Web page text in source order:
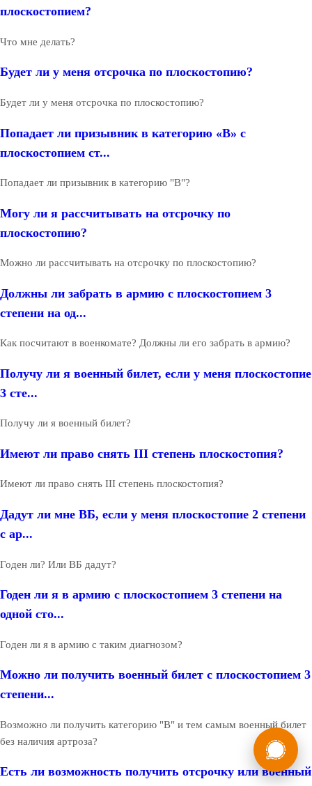
плоскостопием?
Что мне делать?
Будет ли у меня отсрочка по плоскостопию?
Будет ли у меня отсрочка по плоскостопию?
Попадает ли призывник в категорию «В» с
плоскостопием ст...
Попадает ли призывник в категорию "В"?
Могу ли я рассчитывать на отсрочку по
плоскостопию?
Можно ли рассчитывать на отсрочку по плоскостопию?
Должны ли забрать в армию с плоскостопием 3
степени на од...
Как посчитают в военкомате? Должны ли его забрать в армию?
Получу ли я военный билет, если у меня плоскостопие
3 сте...
Получу ли я военный билет?
Имеют ли право снять III степень плоскостопия?
Имеют ли право снять III степень плоскостопия?
Дадут ли мне ВБ, если у меня плоскостопие 2 степени
с ар...
Годен ли? Или ВБ дадут?
Годен ли я в армию с плоскостопием 3 степени на
одной сто...
Годен ли я в армию с таким диагнозом?
Можно ли получить военный билет с плоскостопием 3
степени...
Возможно ли получить категорию "В" и тем самым военный билет
без наличия артроза?
Есть ли возможность получить отсрочку или военный
консультация